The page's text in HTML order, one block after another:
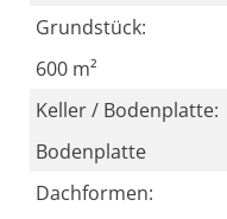
Grundstück:
600 m²
Keller / Bodenplatte:
Bodenplatte
Dachformen: